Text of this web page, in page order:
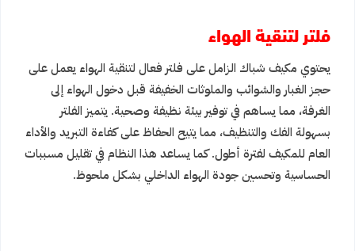
فلتر لتنقية الهواء
يحتوي مكيف شباك الزامل على فلتر فعال لتنقية الهواء يعمل على
حجز الغبار والشوائب والملوثات الخفيفة قبل دخول الهواء إلى
الغرفة، مما يساهم في توفير بيئة نظيفة وصحية. يتميز الفلتر
بسهولة الفك والتنظيف، مما يتيح الحفاظ على كفاءة التبريد والأداء
العام للمكيف لفترة أطول. كما يساعد هذا النظام في تقليل مسببات
الحساسية وتحسين جودة الهواء الداخلي بشكل ملحوظ.